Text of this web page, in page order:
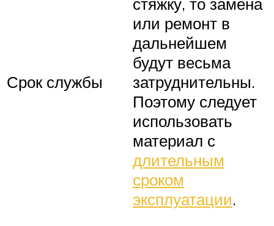
Срок службы
стяжку, то замена
или ремонт в
дальнейшем
будут весьма
затруднительны.
Поэтому следует
использовать
материал с
длительным
сроком
эксплуатации.